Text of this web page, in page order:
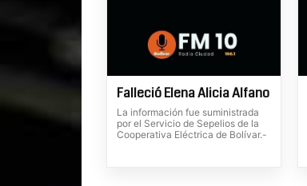
Falleció Elena Alicia Alfano
La información fue suministrada
por el Servicio de Sepelios de la
Cooperativa Eléctrica de Bolívar.-